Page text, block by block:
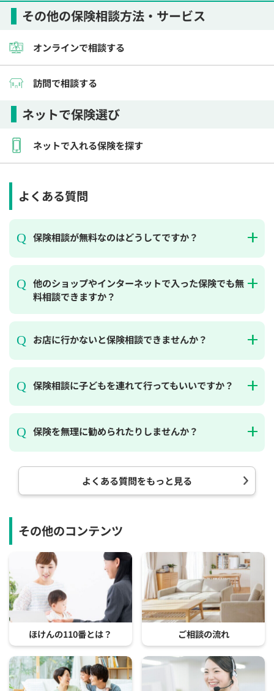
その他の保険相談方法・サービス
オンラインで相談する
訪問で相談する
ネットで保険選び
ネットで入れる保険を探す
よくある質問
保険相談が無料なのはどうしてですか？
他のショップやインターネットで入った保険でも無
料相談できますか？
お店に行かないと保険相談できませんか？
保険相談に子どもを連れて行ってもいいですか？
保険を無理に勧められたりしませんか？
よくある質問をもっと見る
その他のコンテンツ
ほけんの110番とは？ ご相談の流れ